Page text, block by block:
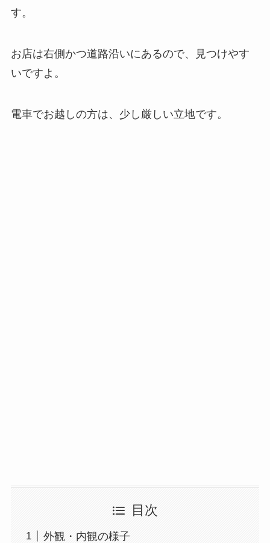
す。
お店は右側かつ道路沿いにあるので、見つけやす
いですよ。
電車でお越しの方は、少し厳しい立地です。
目次
外観・内観の様子